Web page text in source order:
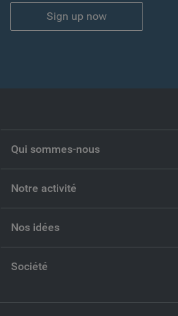
Sign up now
Qui sommes-nous
Notre activité
Nos idées
Société